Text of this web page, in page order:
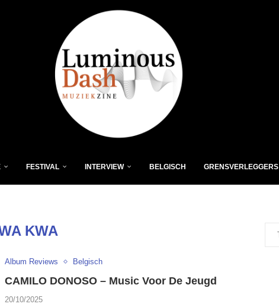
FESTIVAL INTERVIEW BELGISCH GRENSVERLEGGERS
KWA
Album Reviews Belgisch
CAMILO DONOSO – Music Voor De Jeugd
20/10/2025